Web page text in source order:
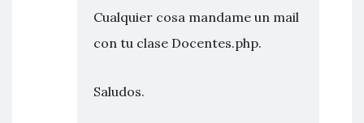
Cualquier cosa mandame un mail
con tu clase Docentes.php.
Saludos.